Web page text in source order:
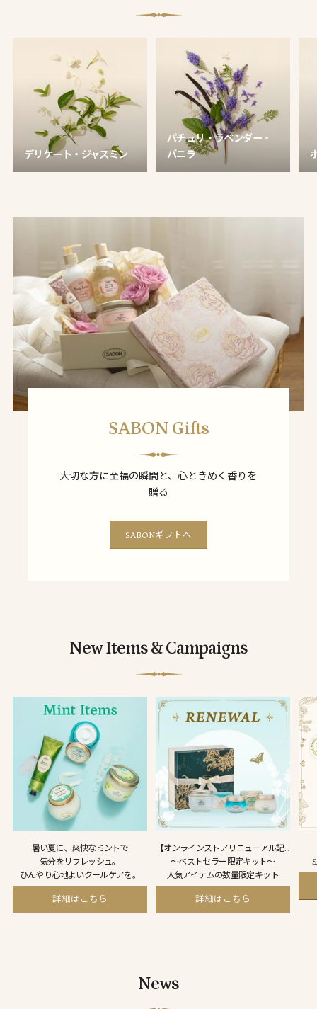
デリケート・ジャスミン
パチュリ・ラベンダー・
バニラ
SABON Gifts
大切な方に至福の瞬間と、心ときめく香りを
贈る
SABONギフトへ
New Items & Campaigns
暑い夏に、爽快なミントで
気分をリフレッシュ。
ひんやり心地よいクールケアを。
詳細はこちら
【オンラインストアリニューアル記念】
～ベストセラー限定キット～
人気アイテムの数量限定キット
詳細はこちら
News